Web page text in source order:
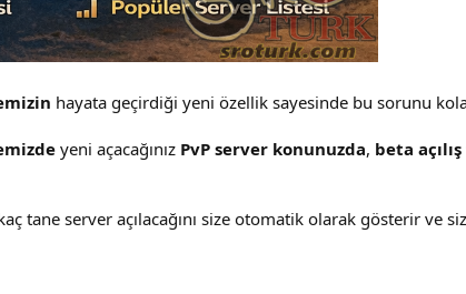
hayata geçirdiği yeni özellik sayesinde bu sorunu
yeni açacağınız PvP server konunuzda, beta
tane server açılacağını size otomatik olarak gösterir ve